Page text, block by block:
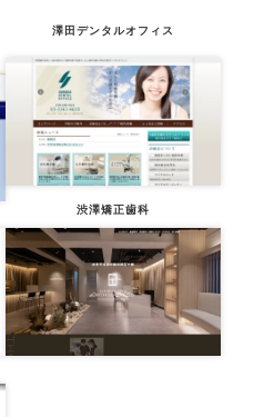
澤田デンタルオフィス
渋澤矯正歯科